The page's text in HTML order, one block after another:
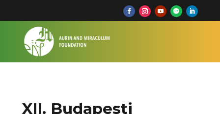
XII. Budapesti